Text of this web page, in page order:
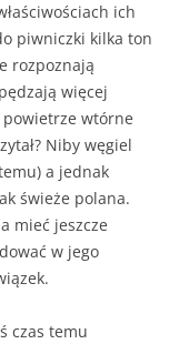
ich
piwniczki kilka ton
rozpoznają
więcej
wtórne
Niby węgiel
a jednak
świeże polana.
mieć jeszcze
w jego
czas temu